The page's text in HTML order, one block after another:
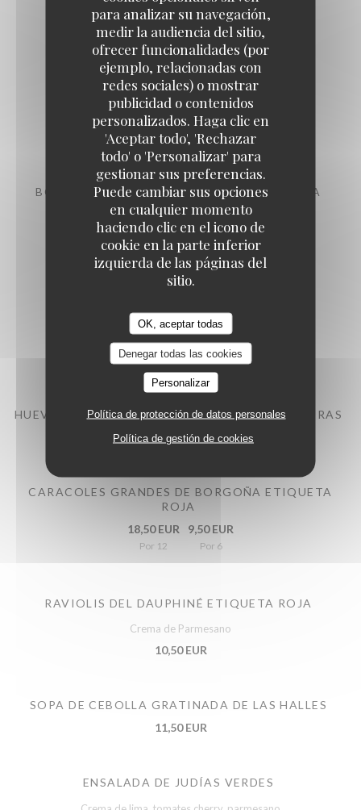
para analizar su navegación,
medir la audiencia del sitio,
ofrecer funcionalidades (por
ejemplo, relacionadas con
redes sociales) o mostrar
publicidad o contenidos
personalizados. Haga clic en
'Aceptar todo', 'Rechazar
todo' o 'Personalizar' para
gestionar sus preferencias.
Puede cambiar sus opciones
en cualquier momento
haciendo clic en el icono de
cookie en la parte inferior
izquierda de las páginas del
sitio.
OK, aceptar todas
Denegar todas las cookies
Personalizar
Política de protección de datos personales
Política de gestión de cookies
28,50 EUR
LENGUADO DE LA COSTA FRANCESA A LA
MEUNIÈRE,
(400-500 g aprox.), según disponibilidad
46,50 EUR
BOVAGANTE* ASADO CON SALSA BEARNESA
Patatas fritas caseras
47,50 EUR
Entrantes
HUEVOS A LA MAYONESA, ENSALADA DE VERDURAS
8,50 EUR
CARACOLES GRANDES DE BORGOÑA ETIQUETA
ROJA
18,50 EUR
Por 12
9,50 EUR
Por 6
RAVIOLIS DEL DAUPHINÉ ETIQUETA ROJA
Crema de Parmesano
10,50 EUR
SOPA DE CEBOLLA GRATINADA DE LAS HALLES
11,50 EUR
ENSALADA DE JUDÍAS VERDES